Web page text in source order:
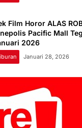
Film Horor ALAS
Pacific Mall
2026
Januari 28, 2026